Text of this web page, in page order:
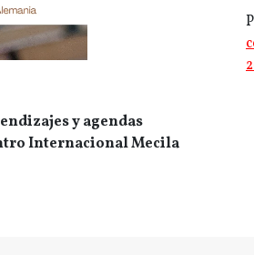
yagendas
Internacional Mecila